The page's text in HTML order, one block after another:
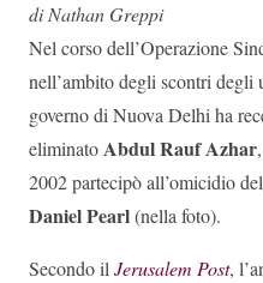
di Nathan Greppi
Nel corso dell’Operazione
nell’ambito degli scontri
governo di Nuova Delhi ha
eliminatoAbdul Rauf Azhar
2002 partecipò all’omicidio
Daniel Pearl(nella foto).
Secondo ilJerusalem Post,